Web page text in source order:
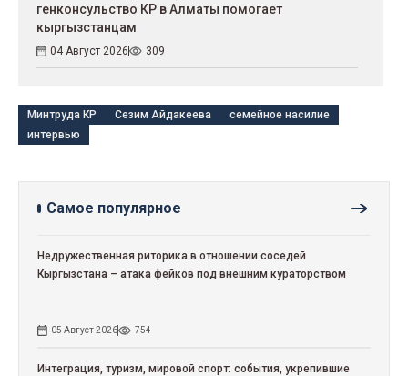
генконсульство КР в Алматы помогает
кыргызстанцам
04 Август 2026 309
Минтруда КР Сезим Айдакеева
семейное насилие
интервью
Самое популярное
Недружественная риторика в отношении соседей
Кыргызстана – атака фейков под внешним кураторством
05 Август 2026 754
Интеграция, туризм, мировой спорт: события, укрепившие